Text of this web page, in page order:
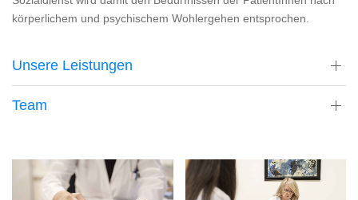
körperlichem und psychischem Wohlergehen entsprochen.
Unsere Leistungen
Team